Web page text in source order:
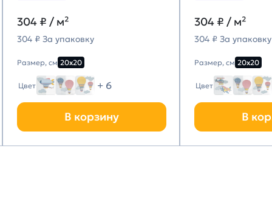
304 ₽ / м²
304 ₽ За упаковку
Размер, см 20х20
Цвет + 6
В корзину
304 ₽ / м²
304 ₽ За упаковку
Размер, см 20х20
Цвет
В